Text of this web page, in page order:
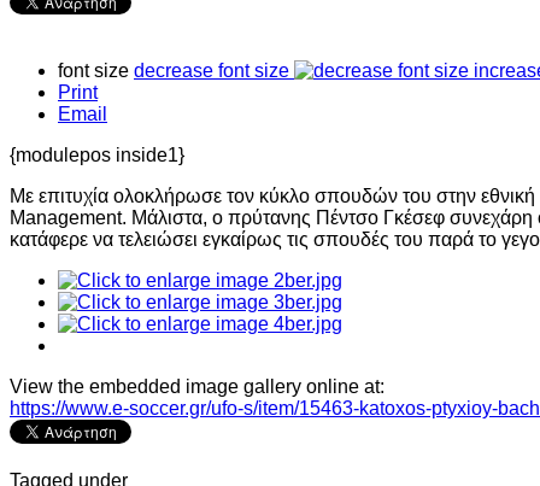
font size decrease font size
Print
Email
{modulepos inside1}
Με επιτυχία ολοκλήρωσε τον κύκλο σπουδών του στην
Management. Μάλιστα, ο πρύτανης Πέντσο Γκέσεφ συνεχάρη
κατάφερε να τελειώσει εγκαίρως τις σπουδές του παρά το
View the embedded image gallery online at:
https://www.e-soccer.gr/ufo-s/item/15463-katoxos-ptyxioy-
Tagged under